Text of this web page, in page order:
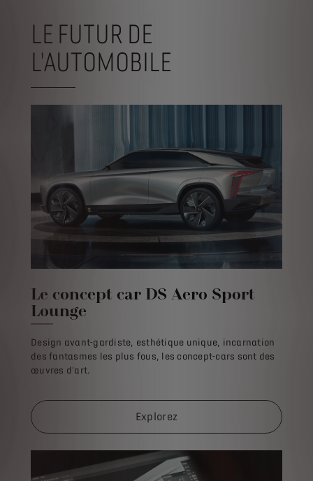
LE FUTUR DE
L'AUTOMOBILE
Le concept car DS Aero Sport
Lounge
Design avant-gardiste, esthétique unique, incarnation
des fantasmes les plus fous, les concept-cars sont des
œuvres d'art.
Explorez